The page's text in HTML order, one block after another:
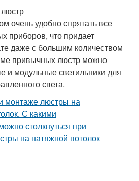
очень удобно спрятать все
приборов, что придает
даже с большим количеством
привычных люстр можно
и модульные светильники для
света.